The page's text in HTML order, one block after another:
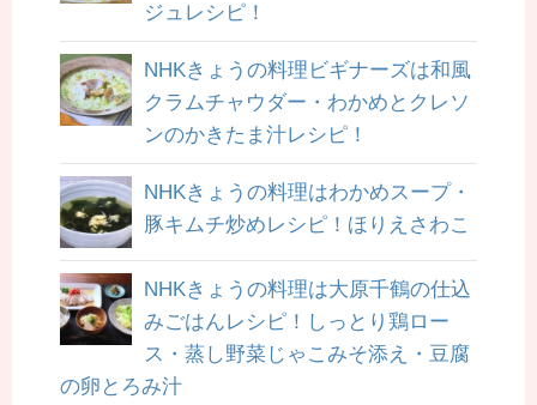
ジュレシピ！
NHKきょうの料理ビギナーズは和風
クラムチャウダー・わかめとクレソ
ンのかきたま汁レシピ！
NHKきょうの料理はわかめスープ・
豚キムチ炒めレシピ！ほりえさわこ
NHKきょうの料理は大原千鶴の仕込
みごはんレシピ！しっとり鶏ロー
ス・蒸し野菜じゃこみそ添え・豆腐
の卵とろみ汁